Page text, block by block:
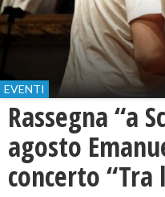
EVENTI
Rassegna “a
agosto
concerto “Tra